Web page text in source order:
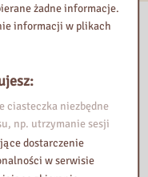
żadne informacje.
informacji w plikach
ciasteczka niezbędne
np. utrzymanie sesji
dostarczenie
w serwisie